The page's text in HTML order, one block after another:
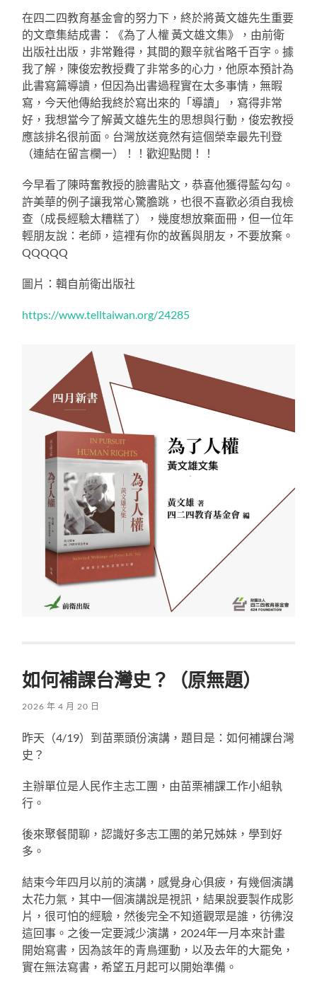
在四二四教育基金會的努力下，終於將黃文雄先生重要
的文章集結成書：《為了人權 黃文雄文集》，由前衛
出版社出版，非常難得，其間的艱辛就省略千百字。據
我了解，陳俊宏教授費了非常多的心力，他原本預計為
此書寫篇導讀，但因為出書過程實在太多事情，無暇
寫，今天他傳給我終於寫出來的「導讀」，寫得非常
好，我想當今了解黃文雄先生的思想與行動，俊宏教授
應該排名很前面。台灣放送竟然有這個榮幸最先刊登
（連結在留言欄一）！！歡迎點閱！！
今早看了陳時奮教授的臉書貼文，恭喜他獲得藍勾勾。
許美華的例子讓我常心驚膽跳，也很不喜歡必須自我檢
查（成長經驗太糟糕了），幾度想放棄面冊，但一位年
輕朋友說：老師，這裡有你的故舊與朋友，不要放棄。
QQQQQ
圖片：輯自前衛出版社
https://www.telltaiwan.org/24285
如何補課台灣史？（原無題）
2026 年 4 月 20 日
昨天（4/19）到苗栗頭份演講，題目是：如何補課台灣
史？
主辦單位是人民作主志工團，由苗栗補課工作小組執
行。
後來聚餐閒聊，認識好多志工團的弟兄姊妹，學到好
多。
結束今年四月以前的演講，感覺身心俱疲，有幾個演講
太花力氣，其中一個演講說是視訊，結果說要製作成影
片，很可怕的經驗，然後完全不知道觀眾是誰，彷彿沒
這回事。之後一定要減少演講，2024年一月本來計畫
開始寫書，因為該年的青鳥運動，以及去年的大罷免，
實在無法寫書，希望五月起可以開始準備。